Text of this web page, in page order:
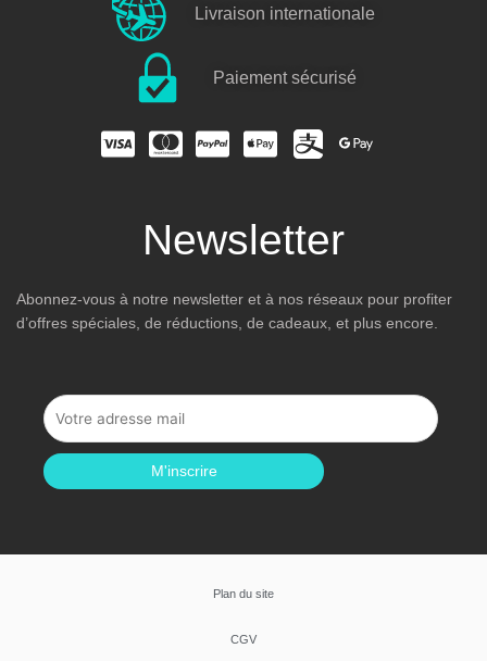
Livraison internationale
Paiement sécurisé
Newsletter
Abonnez-vous à notre newsletter et à nos réseaux pour profiter
d’offres spéciales, de réductions, de cadeaux, et plus encore.
M'inscrire
Plan du site
CGV